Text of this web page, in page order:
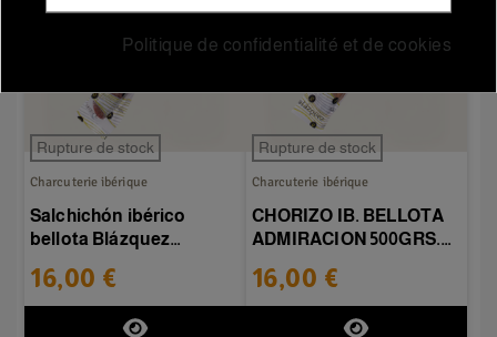
Rupture de stock
Charcuterie ibérique
Salchichón ibérico
bellota Blázquez
16,00 €
Rupture de stock
Charcuterie ibérique
CHORIZO IB. BELLOTA
ADMIRACION 500GRS.
16,00 €
Politique de confidentialité et de cookies